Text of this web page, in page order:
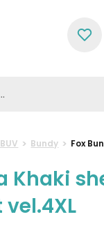
Bundy Fox
Khaki